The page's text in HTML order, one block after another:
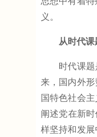
义。
从时代
时代课题是
来，国内外
国特色社会
阐述党在新
样坚持和发